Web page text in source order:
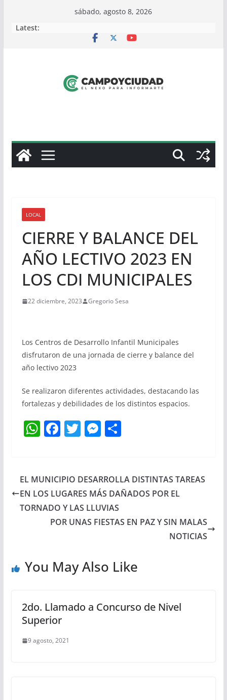
sábado, agosto 8, 2026
Latest:
LOCAL
CIERRE Y BALANCE DEL
AÑO LECTIVO 2023 EN
LOS CDI MUNICIPALES
22 diciembre, 2023 Gregorio Sesa
Los Centros de Desarrollo Infantil Municipales
disfrutaron de una jornada de cierre y balance del
año lectivo 2023
Se realizaron diferentes actividades, destacando las
fortalezas y debilidades de los distintos espacios.
W
s
A
p
F
e
b
o
o
T
er
M
e
n
g
er
S
e
EL MUNICIPIO DESARROLLA DISTINTAS TAREAS
EN LOS LUGARES MÁS DAÑADOS POR EL
TORNADO Y LAS LLUVIAS
POR UNAS FIESTAS EN PAZ Y SIN MALAS
NOTICIAS
You May Also Like
2do. Llamado a Concurso de Nivel
Superior
9 agosto, 2021